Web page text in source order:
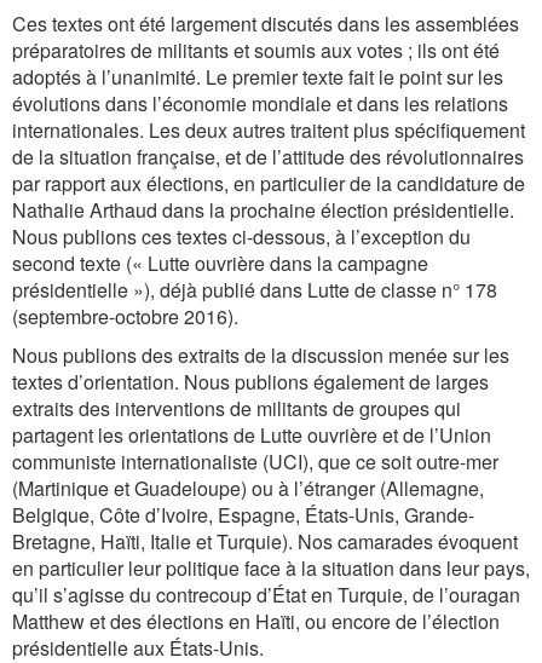
Ces textes ont été largement discutés dans les assemblées
préparatoires de militants et soumis aux votes ; ils ont été
adoptés à l’unanimité. Le premier texte fait le point sur les
évolutions dans l’économie mondiale et dans les relations
internationales. Les deux autres traitent plus spécifiquement
de la situation française, et de l’attitude des révolutionnaires
par rapport aux élections, en particulier de la candidature de
Nathalie Arthaud dans la prochaine élection présidentielle.
Nous publions ces textes ci-dessous, à l’exception du
second texte (« Lutte ouvrière dans la campagne
présidentielle »), déjà publié dans Lutte de classe n° 178
(septembre-octobre 2016).
Nous publions des extraits de la discussion menée sur les
textes d’orientation. Nous publions également de larges
extraits des interventions de militants de groupes qui
partagent les orientations de Lutte ouvrière et de l’Union
communiste internationaliste (UCI), que ce soit outre-mer
(Martinique et Guadeloupe) ou à l’étranger (Allemagne,
Belgique, Côte d’Ivoire, Espagne, États-Unis, Grande-
Bretagne, Haïti, Italie et Turquie). Nos camarades évoquent
en particulier leur politique face à la situation dans leur pays,
qu’il s’agisse du contrecoup d’État en Turquie, de l’ouragan
Matthew et des élections en Haïti, ou encore de l’élection
présidentielle aux États-Unis.